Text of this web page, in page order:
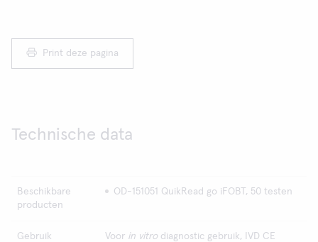
Print deze pagina
Technische data
Beschikbare
producten
OD-151051 QuikRead go iFOBT, 50 testen
Gebruik Voor in vitro diagnostic gebruik, IVD CE